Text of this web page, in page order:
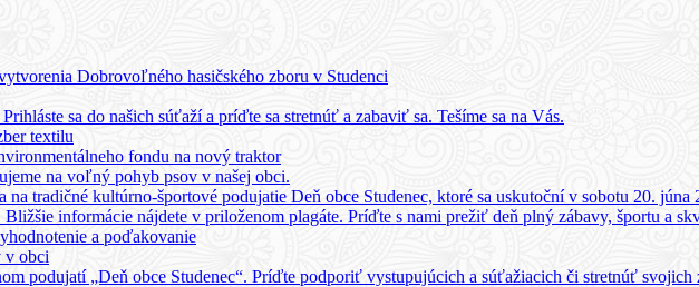
Dobrovoľného hasičského zboru v Studenci
sa do našich súťaží a príďte sa stretnúť a zabaviť sa. Tešíme sa na Vás.
textilu
fondu na nový traktor
na voľný pohyb psov v našej obci.
na tradičné kultúrno-športové podujatie Deň obce Studenec, ktoré sa uskutoční v sobotu 20.
informácie nájdete v priloženom plagáte. Príďte s nami prežiť deň plný zábavy, športu a
a poďakovanie
v obci
podujatí „Deň obce Studenec“. Príďte podporiť vystupujúcich a súťažiacich či stretnúť